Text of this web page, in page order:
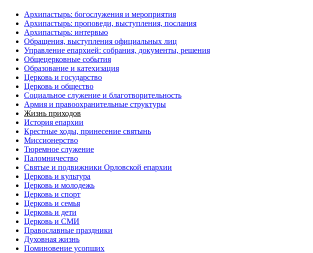
Архипастырь: богослужения и мероприятия
Архипастырь: проповеди, выступления, послания
Архипастырь: интервью
Обращения, выступления официальных лиц
Управление епархией: собрания, документы, решения
Общецерковные события
Образование и катехизация
Церковь и государство
Церковь и общество
Социальное служение и благотворительность
Армия и правоохранительные структуры
Жизнь приходов
История епархии
Крестные ходы, принесение святынь
Миссионерство
Тюремное служение
Паломничество
Святые и подвижники Орловской епархии
Церковь и культура
Церковь и молодежь
Церковь и спорт
Церковь и семья
Церковь и дети
Церковь и СМИ
Православные праздники
Духовная жизнь
Поминовение усопших